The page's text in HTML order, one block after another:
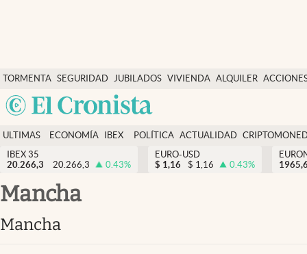
TORMENTA SEGURIDAD
SOCIAL
JUBILADOS VIVIENDA ALQUILER
USA
Economía y finanzas
Política
Actualidad
Criptomonedas
España
ULTIMAS
NOTICIAS
ECONOMÍA
FINANZAS
IBEX
EURO
POLÍTICA ACTUALIDAD
IBEX 35
20.266,3
20.266,3 0.43%
EURO-USD
$ 1,16 $ 1,16 0.43%
mancha
mancha